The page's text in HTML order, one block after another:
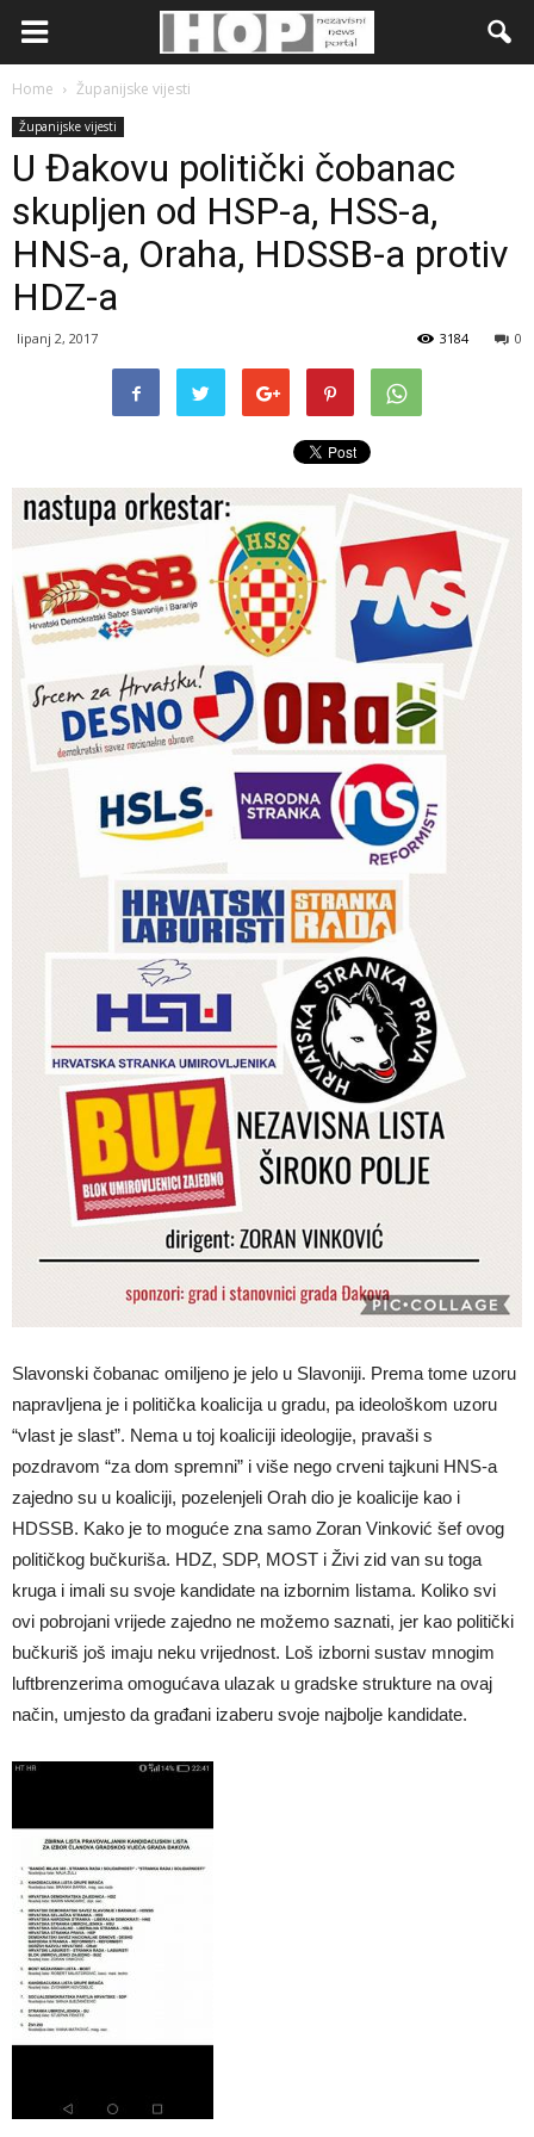
Home Županijske vijesti
Županijske vijesti
U Đakovu politički čobanac
skupljen od HSP-a, HSS-a,
HNS-a, Oraha, HDSSB-a protiv
HDZ-a
lipanj 2, 2017 0
3184
Slavonski čobanac omiljeno je jelo u Slavoniji. Prema tome uzoru
napravljena je i politička koalicija u gradu, pa ideološkom uzoru
“vlast je slast”. Nema u toj koaliciji ideologije, pravaši s
pozdravom “za dom spremni” i više nego crveni tajkuni HNS-a
zajedno su u koaliciji, pozelenjeli Orah dio je koalicije kao i
HDSSB. Kako je to moguće zna samo Zoran Vinković šef ovog
političkog bučkuriša. HDZ, SDP, MOST i Živi zid van su toga
kruga i imali su svoje kandidate na izbornim listama. Koliko svi
ovi pobrojani vrijede zajedno ne možemo saznati, jer kao politički
bučkuriš još imaju neku vrijednost. Loš izborni sustav mnogim
luftbrenzerima omogućava ulazak u gradske strukture na ovaj
način, umjesto da građani izaberu svoje najbolje kandidate.